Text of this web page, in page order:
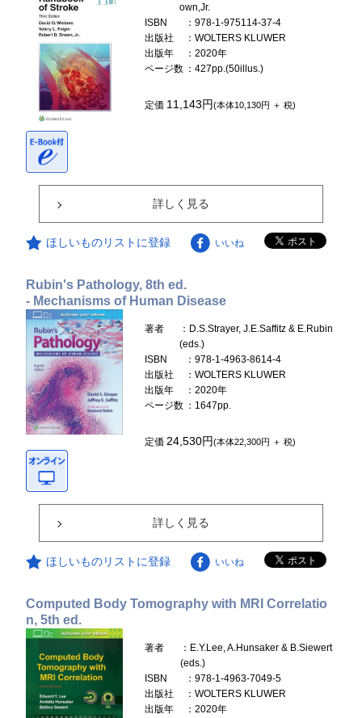
own,Jr.
ISBN
：978-1-975114-37-4
出版社
：WOLTERS KLUWER
出版年
：2020年
ページ数 ：427pp.(50illus.)
定価 11,143円(本体10,130円 ＋ 税)
詳しく見る
ほしいものリストに登録 いいね
Rubin's Pathology, 8th ed.
- Mechanisms of Human Disease
著者
：D.S.Strayer, J.E.Saffitz & E.Rubin
(eds.)
ISBN
：978-1-4963-8614-4
出版社
：WOLTERS KLUWER
出版年
：2020年
ページ数 ：1647pp.
定価24,530円(本体22,300円 ＋ 税)
詳しく見る
ほしいものリストに登録 いいね
Computed Body Tomography with MRI Correlatio
n, 5th ed.
著者
：E.Y.Lee, A.Hunsaker & B.Siewert
(eds.)
ISBN
：978-1-4963-7049-5
出版社
：WOLTERS KLUWER
出版年
：2020年